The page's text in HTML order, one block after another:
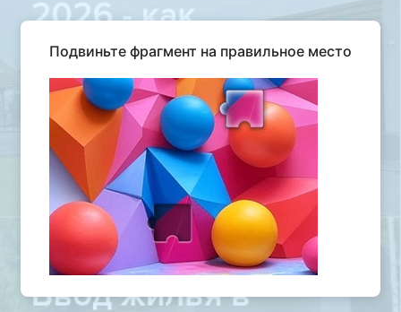
Подвиньте фрагмент на правильное место